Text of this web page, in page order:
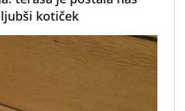
kotiček